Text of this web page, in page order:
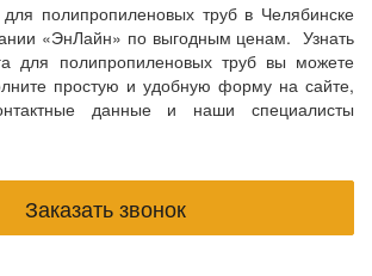
для полипропиленовых труб в Челябинске
«ЭнЛайн» по выгодным ценам. Узнать
для полипропиленовых труб вы можете
простую и удобную форму на сайте,
данные и наши специалисты
Заказать звонок